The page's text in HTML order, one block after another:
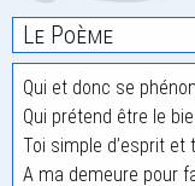
Le Poème
Qui et donc se
Qui prétend être le
Toi simple d’esprit et
A ma demeure pour